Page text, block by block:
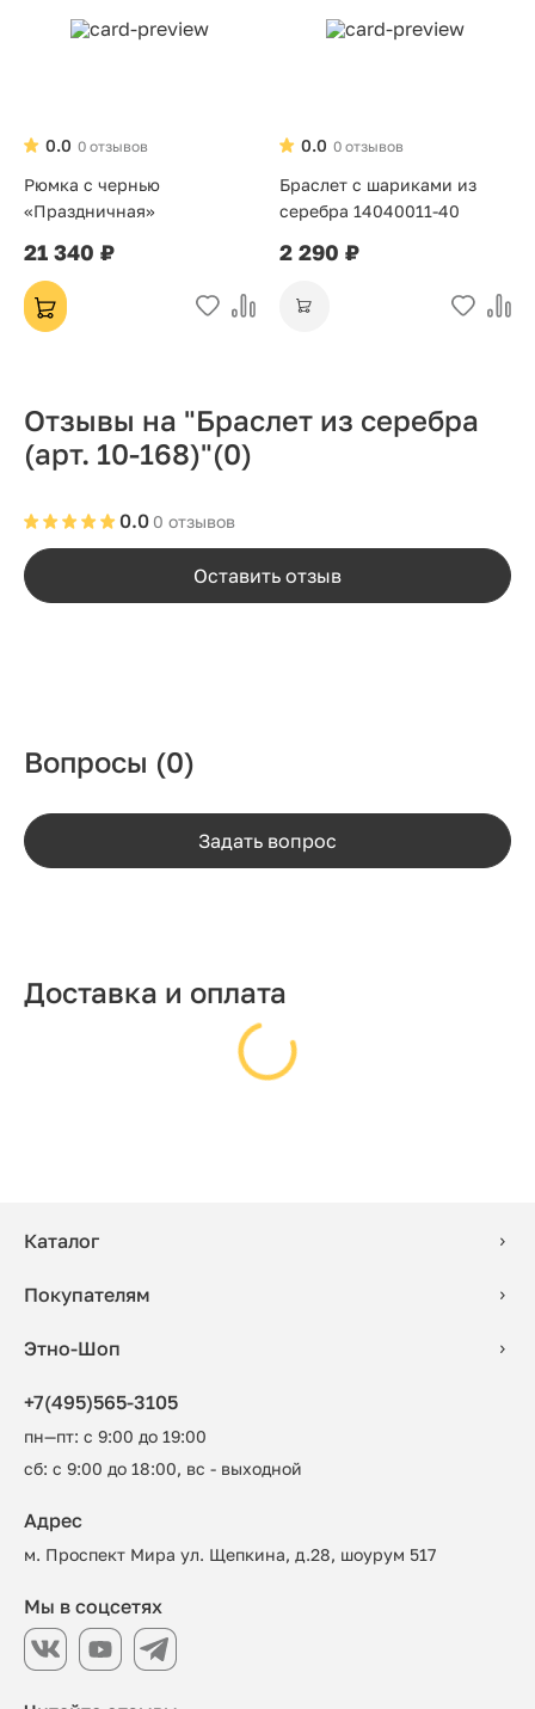
0 отзывов
0.0
Рюмка с чернью
«Праздничная»
21 340 ₽
0 отзывов
0.0
Браслет с шариками из
серебра 14040011-40
2 290 ₽
Отзывы на "Браслет из серебра
(арт. 10-168)"(0)
0 отзывов
0.0
Оставить отзыв
Вопросы (0)
Задать вопрос
Доставка и оплата
Каталог
Покупателям
Этно-Шоп
+7(495)565-3105
пн—пт: с 9:00 до 19:00
сб: с 9:00 до 18:00, вс - выходной
Адрес
м. Проспект Мира ул. Щепкина, д.28, шоурум 517
Мы в соцсетях